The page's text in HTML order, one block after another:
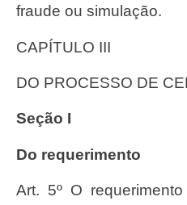
fraude ou simulação.
CAPÍTULO III
DO PROCESSO DE
Seção I
Do requerimento
Art. 5º O requerimento de concessão ou de